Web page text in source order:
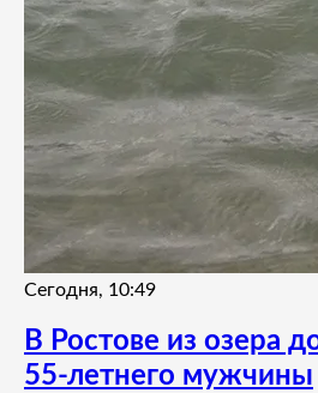
Сегодня, 10:49
В Ростове из озера
55-летнего мужчины